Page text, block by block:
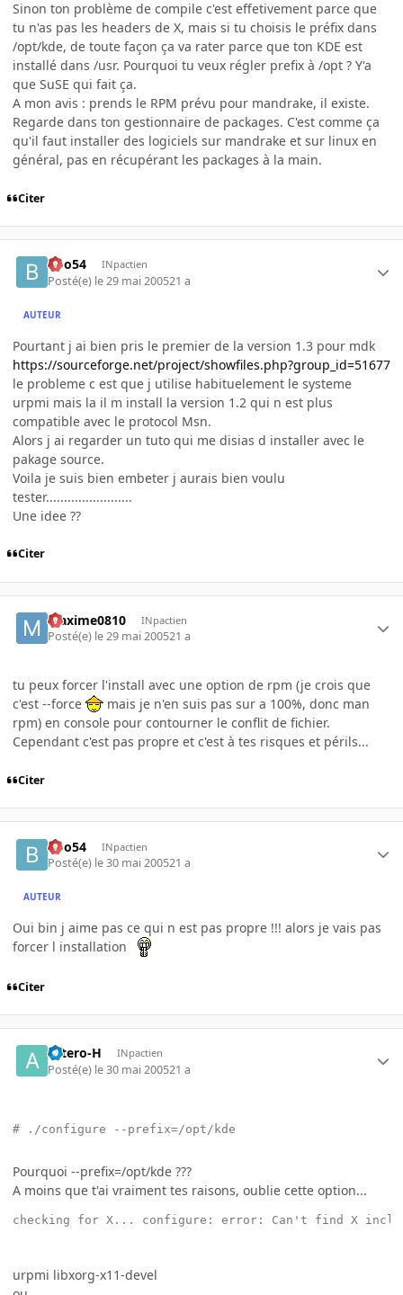
Sinon ton problème de compile c'est effetivement parce que
tu n'as pas les headers de X, mais si tu choisis le préfix dans
/opt/kde, de toute façon ça va rater parce que ton KDE est
installé dans /usr. Pourquoi tu veux régler prefix à /opt ? Y'a
que SuSE qui fait ça.
A mon avis : prends le RPM prévu pour mandrake, il existe.
Regarde dans ton gestionnaire de packages. C'est comme ça
qu'il faut installer des logiciels sur mandrake et sur linux en
général, pas en récupérant les packages à la main.
Citer
Boo54 INpactien
Posté(e) le 29 mai 200521 a
AUTEUR
Pourtant j ai bien pris le premier de la version 1.3 pour mdk
https://sourceforge.net/project/showfiles.php?group_id=51677
le probleme c est que j utilise habituelement le systeme
urpmi mais la il m install la version 1.2 qui n est plus
compatible avec le protocol Msn.
Alors j ai regarder un tuto qui me disias d installer avec le
pakage source.
Voila je suis bien embeter j aurais bien voulu
tester........................
Une idee ??
Citer
Maxime0810 INpactien
Posté(e) le 29 mai 200521 a
tu peux forcer l'install avec une option de rpm (je crois que
c'est --force
mais je n'en suis pas sur a 100%, donc man
rpm) en console pour contourner le conflit de fichier.
Cependant c'est pas propre et c'est à tes risques et périls...
Citer
Boo54 INpactien
Posté(e) le 30 mai 200521 a
AUTEUR
Oui bin j aime pas ce qui n est pas propre !!! alors je vais pas
forcer l installation
Citer
astero-H INpactien
Posté(e) le 30 mai 200521 a
# ./configure --prefix=/opt/kde
Pourquoi --prefix=/opt/kde ???
A moins que t'ai vraiment tes raisons, oublie cette option...
checking for X... configure: error: Can't find X
urpmi libxorg-x11-devel